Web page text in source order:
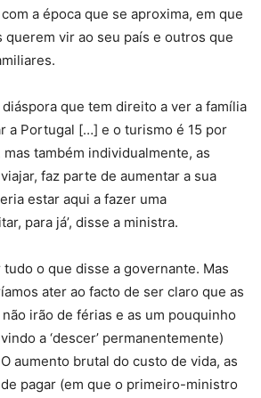
a época que se aproxima, em que
vir ao seu país e outros que
diáspora que tem direito a ver a família
a Portugal […] e o turismo é 15 por
também individualmente, as
faz parte de aumentar a sua
estar aqui a fazer uma
para já’, disse a ministra.
o que disse a governante. Mas
ater ao facto de ser claro que as
irão de férias e as um pouquinho
a ‘descer’ permanentemente)
aumento brutal do custo de vida, as
pagar (em que o primeiro-ministro